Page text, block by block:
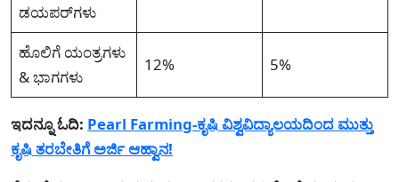
ಡಯಪರ್‌ಗಳು
ಹೊಲಿಗೆ ಯಂತ್ರಗಳು
& ಭಾಗಗಳು
12% 5%
ಇದನ್ನೂ ಓದಿ: Pearl Farming-ಕೃಷಿ ವಿಶ್ವವಿದ್ಯಾಲಯದಿಂದ ಮುತ್ತು
ಕೃಷಿ ತರಬೇತಿಗೆ ಅರ್ಜಿ ಆಹ್ವಾನ!